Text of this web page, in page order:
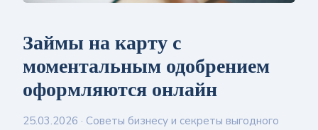
Займы на карту с
моментальным одобрением
оформляются онлайн
25.03.2026 · Советы бизнесу и секреты выгодного